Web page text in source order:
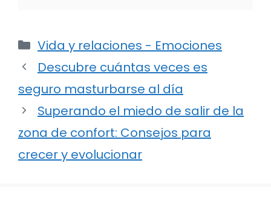
Categorías
Vida y relaciones - Emociones
Descubre cuántas veces es
seguro masturbarse al día
Superando el miedo de salir de la
zona de confort: Consejos para
crecer y evolucionar